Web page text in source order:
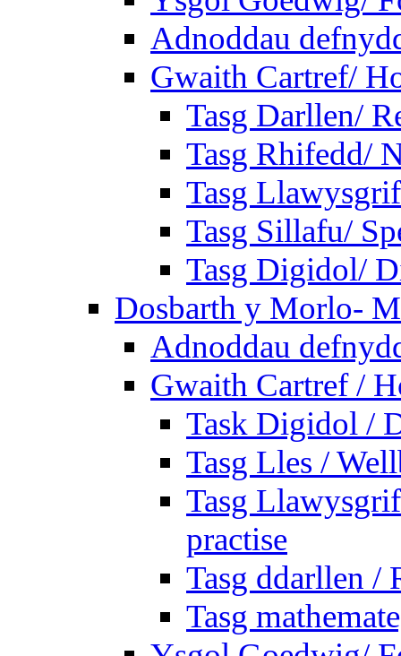
Adnoddau
Gwaith Cartref/
Tasg Darllen/
Tasg Rhifedd/
Tasg
Tasg Sillafu/
Tasg Digidol/
Dosbarth y Morlo-
Adnoddau
Gwaith Cartref /
Task Digidol /
Tasg Lles /
Tasg
practise
Tasg ddarllen /
Tasg